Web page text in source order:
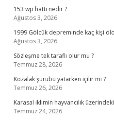
153 wp hattı nedir ?
Ağustos 3, 2026
1999 Gölcük depreminde kaç kişi
Ağustos 3, 2026
Sözleşme tek taraflı olur mu ?
Temmuz 28, 2026
Kozalak şurubu yatarken içilir mi ?
Temmuz 26, 2026
Karasal iklimin hayvancılık
Temmuz 24, 2026